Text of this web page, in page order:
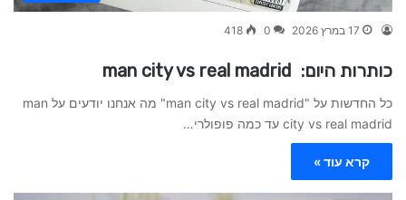
17 במרץ 2026 0
418
כותרות היום: man city vs real madrid
כל החדשות על "man city vs real madrid" מה אנחנו יודעים על man
city vs real madrid עד כמה פופולרי…
קרא עוד »